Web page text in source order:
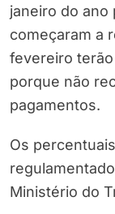
janeiro do ano
começaram a
fevereiro
porque não
pagamentos.
Os
Ministério do